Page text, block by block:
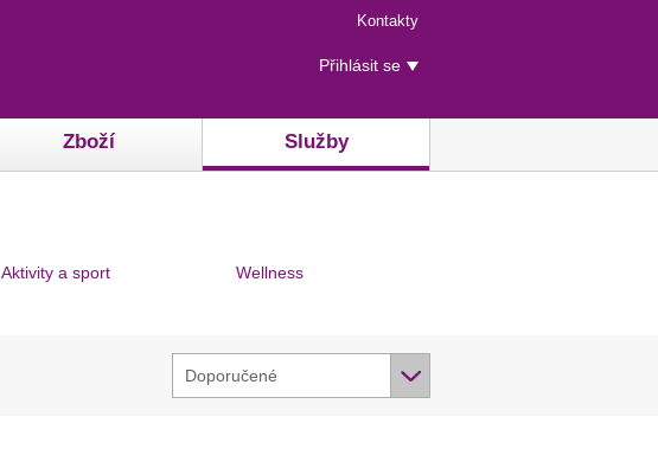
Menu
rychlého
přístupu
Kontakty
Uživatelské
menu
Přihlásit se
Zboží Služby
Aktivity a sport Wellness
Doporučené